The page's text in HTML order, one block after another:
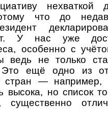
нехваткой
что до
У нас уже
особенно с
ведь не только
Это ещё одно из
стран — например,
но список
существенно